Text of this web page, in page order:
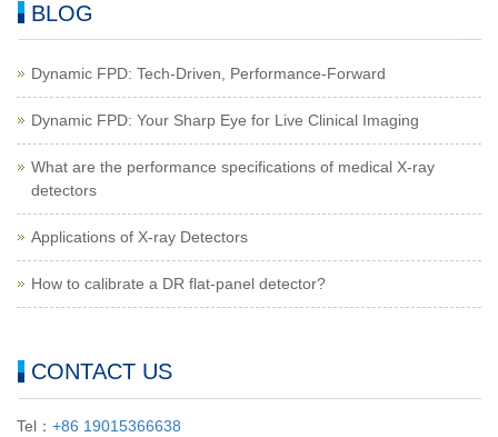
BLOG
Dynamic FPD: Tech-Driven, Performance-Forward
Dynamic FPD: Your Sharp Eye for Live Clinical Imaging
What are the performance specifications of medical X-ray
detectors
Applications of X-ray Detectors
How to calibrate a DR flat-panel detector?
CONTACT US
Tel： +86 19015366638